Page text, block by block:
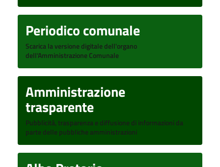
Periodico comunale
Scarica la versione digitale dell'organo
dell'Amministrazione Comunale
Amministrazione
trasparente
Pubblicità, trasparenza e diffusione di informazioni da
parte delle pubbliche amministrazioni